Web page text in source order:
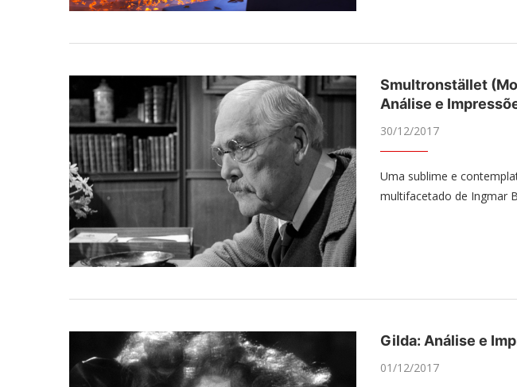
Smultronstället
Análise e
30/12/2017
Uma sublime e
multifacetado de Ingmar
Gilda: Análise e
01/12/2017